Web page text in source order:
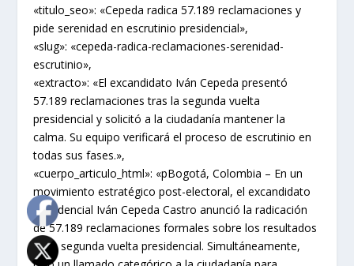
«titulo_seo»: «Cepeda radica 57.189 reclamaciones y
pide serenidad en escrutinio presidencial»,
«slug»: «cepeda-radica-reclamaciones-serenidad-
escrutinio»,
«extracto»: «El excandidato Iván Cepeda presentó
57.189 reclamaciones tras la segunda vuelta
presidencial y solicitó a la ciudadanía mantener la
calma. Su equipo verificará el proceso de escrutinio en
todas sus fases.»,
«cuerpo_articulo_html»: «pBogotá, Colombia – En un
movimiento estratégico post-electoral, el excandidato
presidencial Iván Cepeda Castro anunció la radicación
de 57.189 reclamaciones formales sobre los resultados
de la segunda vuelta presidencial. Simultáneamente,